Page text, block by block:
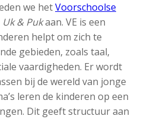
we hetVoorschoolse
Uk & Pukaan. VE is een
helpt om zich te
gebieden, zoals taal,
vaardigheden. Er wordt
bij de wereld van jonge
leren de kinderen op een
Dit geeft structuur aan